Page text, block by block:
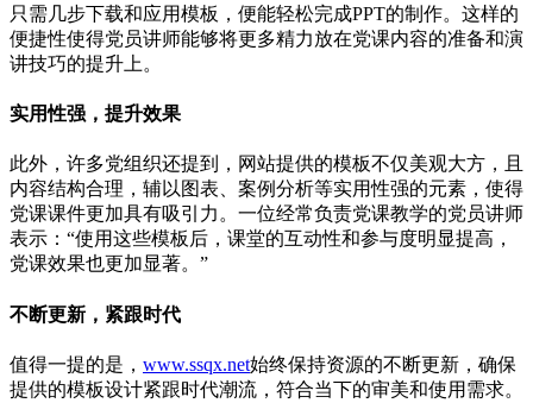
只需几步下载和应用模板，便能轻松完成PPT的制作。这样的
便捷性使得党员讲师能够将更多精力放在党课内容的准备和演
讲技巧的提升上。
实用性强，提升效果
此外，许多党组织还提到，网站提供的模板不仅美观大方，且
内容结构合理，辅以图表、案例分析等实用性强的元素，使得
党课课件更加具有吸引力。一位经常负责党课教学的党员讲师
表示：“使用这些模板后，课堂的互动性和参与度明显提高，
党课效果也更加显著。”
不断更新，紧跟时代
值得一提的是， www.ssqx.net始终保持资源的不断更新，确保
提供的模板设计紧跟时代潮流，符合当下的审美和使用需求。